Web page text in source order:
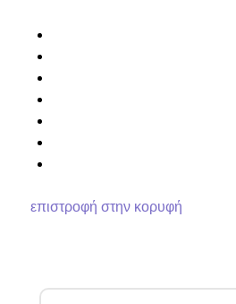
επιστροφή στην κορυφή